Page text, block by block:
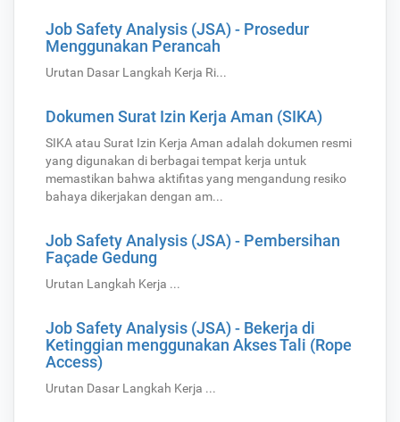
Job Safety Analysis (JSA) - Prosedur
Menggunakan Perancah
Urutan Dasar Langkah Kerja Ri...
Dokumen Surat Izin Kerja Aman (SIKA)
SIKA atau Surat Izin Kerja Aman adalah dokumen resmi
yang digunakan di berbagai tempat kerja untuk
memastikan bahwa aktifitas yang mengandung resiko
bahaya dikerjakan dengan am...
Job Safety Analysis (JSA) - Pembersihan
Façade Gedung
Urutan Langkah Kerja ...
Job Safety Analysis (JSA) - Bekerja di
Ketinggian menggunakan Akses Tali (Rope
Access)
Urutan Dasar Langkah Kerja ...